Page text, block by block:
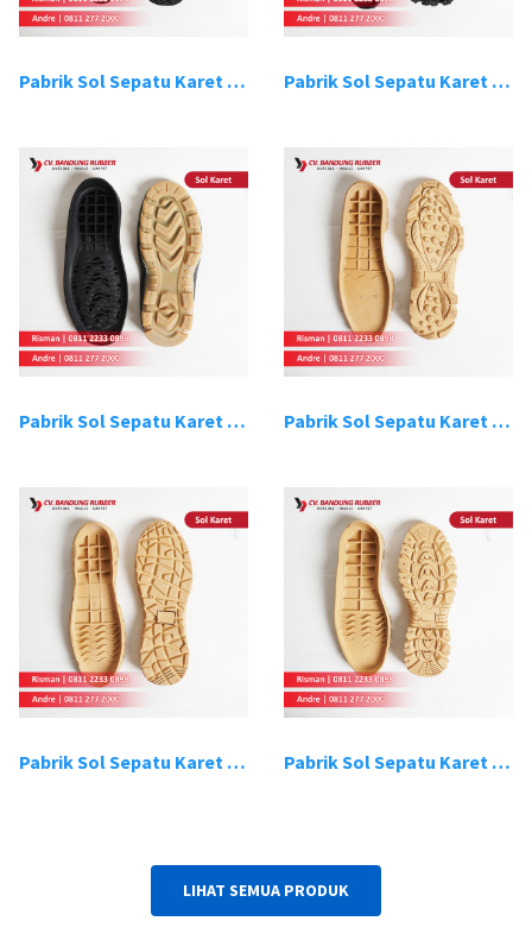
Pabrik Sol Sepatu Karet Bandung 15 Pabrik Sol Sepatu Karet Bandung 16
Pabrik Sol Sepatu Karet Bandung 17 Pabrik Sol Sepatu Karet Bandung 18
Pabrik Sol Sepatu Karet Bandung 19 Pabrik Sol Sepatu Karet Bandung 20
LIHAT SEMUA PRODUK